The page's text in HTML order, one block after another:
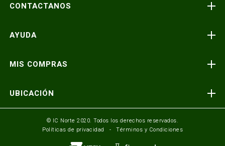
CONTACTANOS
Atención telefónica
Consultas y reclamos
Seguinos en:
AYUDA
Preguntas frecuentes
Términos y condiciones
Formulario de contacto
Mundo IC Norte
MIS COMPRAS
Envíos y entregas
UBICACIÓN
Av. Busch y 3er Anillo Santa Cruz, Bolivia
Av. America esq. Av. Pando Cochabamba, Bolivia
© IC Norte 2020. Todos los derechos reservados.
Políticas de privacidad
Términos y Condiciones